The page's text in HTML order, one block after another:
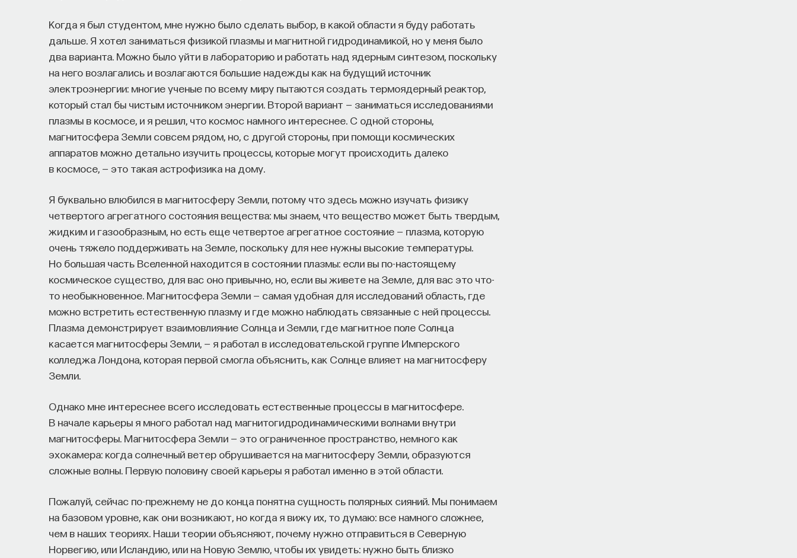
Когда я был студентом, мне нужно было сделать выбор, в какой области я буду работать
дальше. Я хотел заниматься физикой плазмы и магнитной гидродинамикой, но у меня было
два варианта. Можно было уйти в лабораторию и работать над ядерным синтезом, поскольку
на него возлагались и возлагаются большие надежды как на будущий источник
электроэнергии: многие ученые по всему миру пытаются создать термоядерный реактор,
который стал бы чистым источником энергии. Второй вариант — заниматься исследованиями
плазмы в космосе, и я решил, что космос намного интереснее. С одной стороны,
магнитосфера Земли совсем рядом, но, с другой стороны, при помощи космических
аппаратов можно детально изучить процессы, которые могут происходить далеко
в космосе, — это такая астрофизика на дому.
Я буквально влюбился в магнитосферу Земли, потому что здесь можно изучать физику
четвертого агрегатного состояния вещества: мы знаем, что вещество может быть твердым,
жидким и газообразным, но есть еще четвертое агрегатное состояние — плазма, которую
очень тяжело поддерживать на Земле, поскольку для нее нужны высокие температуры.
Но большая часть Вселенной находится в состоянии плазмы: если вы по-настоящему
космическое существо, для вас оно привычно, но, если вы живете на Земле, для вас это что-
то необыкновенное. Магнитосфера Земли — самая удобная для исследований область, где
можно встретить естественную плазму и где можно наблюдать связанные с ней процессы.
Плазма демонстрирует взаимовлияние Солнца и Земли, где магнитное поле Солнца
касается магнитосферы Земли, — я работал в исследовательской группе Имперского
колледжа Лондона, которая первой смогла объяснить, как Солнце влияет на магнитосферу
Земли.
Однако мне интереснее всего исследовать естественные процессы в магнитосфере.
В начале карьеры я много работал над магнитогидродинамическими волнами внутри
магнитосферы. Магнитосфера Земли — это ограниченное пространство, немного как
эхокамера: когда солнечный ветер обрушивается на магнитосферу Земли, образуются
сложные волны. Первую половину своей карьеры я работал именно в этой области.
Пожалуй, сейчас по-прежнему не до конца понятна сущность полярных сияний. Мы понимаем
на базовом уровне, как они возникают, но когда я вижу их, то думаю: все намного сложнее,
чем в наших теориях. Наши теории объясняют, почему нужно отправиться в Северную
Норвегию, или Исландию, или на Новую Землю, чтобы их увидеть: нужно быть близко
— Переосмыслите границы доверия собственному знанию.
Диана Гаспарян— кандидат философских наук, профессор Школы философии
и культурологии факультета гуманитарных наук НИУ ВШЭ.
3/30/2022 НАПИСАТЬ НАМ
НАД МАТЕРИАЛОМ РАБОТАЛИ
команда ПостНауки
237 публикаций